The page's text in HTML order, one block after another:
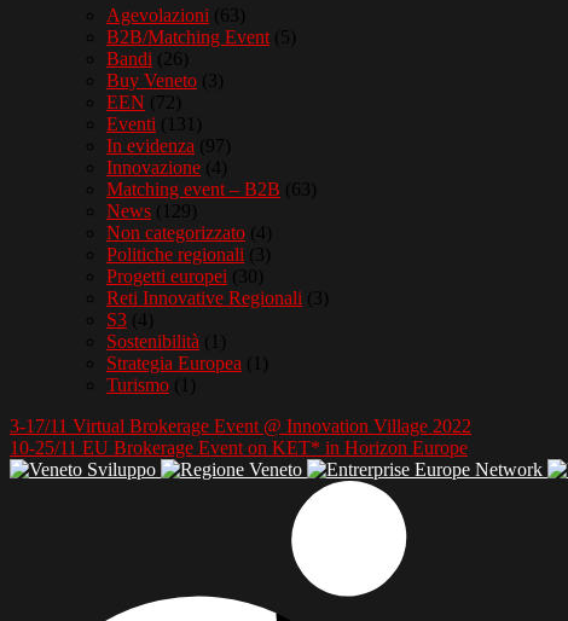
Agevolazioni (63)
B2B/Matching Event (5)
Bandi (26)
Buy Veneto (3)
EEN (72)
Eventi (131)
In evidenza (97)
Innovazione (4)
Matching event – B2B (63)
News (129)
Non categorizzato (4)
Politiche regionali (3)
Progetti europei (30)
Reti Innovative Regionali (3)
S3 (4)
Sostenibilità (1)
Strategia Europea (1)
Turismo (1)
3-17/11 Virtual Brokerage Event @ Innovation Village 2022
10-25/11 EU Brokerage Event on KET* in Horizon Europe